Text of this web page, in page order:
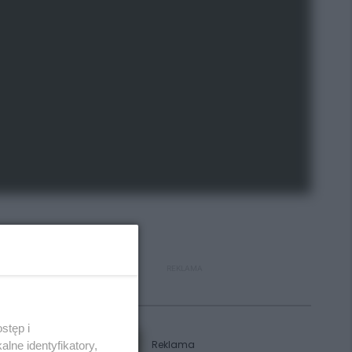
Reklama
i
identyfikatory,